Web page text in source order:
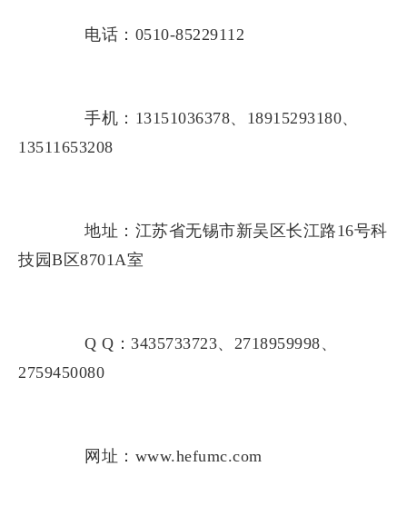
电话：0510-85229112
手机：13151036378、18915293180、
13511653208
地址：江苏省无锡市新吴区长江路16号科
技园B区8701A室
Q Q：3435733723、2718959998、
2759450080
网址：www.hefumc.com